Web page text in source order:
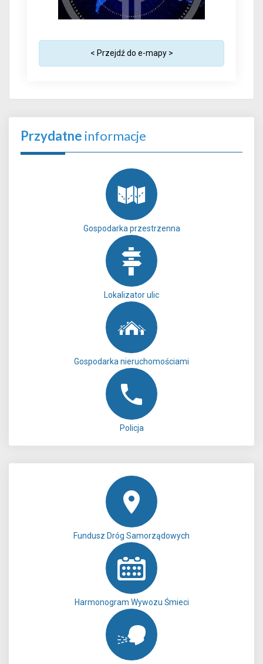
< Przejdź do e-mapy >
Przydatne informacje
Gospodarka przestrzenna
Lokalizator ulic
Gospodarka nieruchomościami
Policja
Fundusz Dróg Samorządowych
Harmonogram Wywozu Śmieci